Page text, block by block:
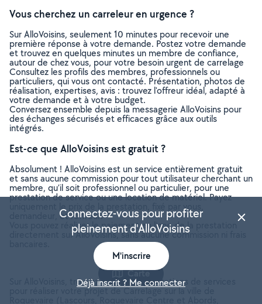
Vous cherchez un carreleur en urgence ?
Sur AlloVoisins, seulement 10 minutes pour recevoir une
première réponse à votre demande. Postez votre demande
et trouvez en quelques minutes un membre de confiance,
autour de chez vous, pour votre besoin urgent de carrelage
Consultez les profils des membres, professionnels ou
particuliers, qui vous ont contacté. Présentation, photos de
réalisation, expertises, avis : trouvez l'offreur idéal, adapté à
votre demande et à votre budget.
Conversez ensemble depuis la messagerie AlloVoisins pour
des échanges sécurisés et efficaces grâce aux outils
intégrés.
Est-ce que AlloVoisins est gratuit ?
Absolument ! AlloVoisins est un service entièrement gratuit
et sans aucune commission pour tout utilisateur cherchant un
membre, qu’il soit professionnel ou particulier, pour une
prestation de service ou une location de matériel. Payez
uniquement le prix de la prestation, fixé par vous,
demandeur, et l’offreur.
Vous pouvez réaliser le paiement en ligne de la prestation
directement sur AlloVoisins, sans aucune commission ni frais
Sur AlloVoisins, trouvez toutes les prestations de services
pour réaliser votre projet de Carrelage sur la ville de
Carte
Connectez-vous pour profiter
pleinement d'AlloVoisins
M'inscrire
Déjà inscrit ? Me connecter